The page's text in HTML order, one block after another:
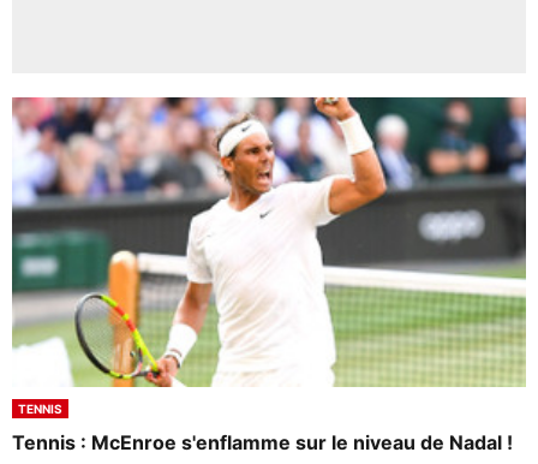
TENNIS
Tennis : McEnroe s'enflamme sur le niveau de Nadal !